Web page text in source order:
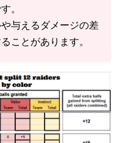
。
与えるダメージの差
ことがあります。